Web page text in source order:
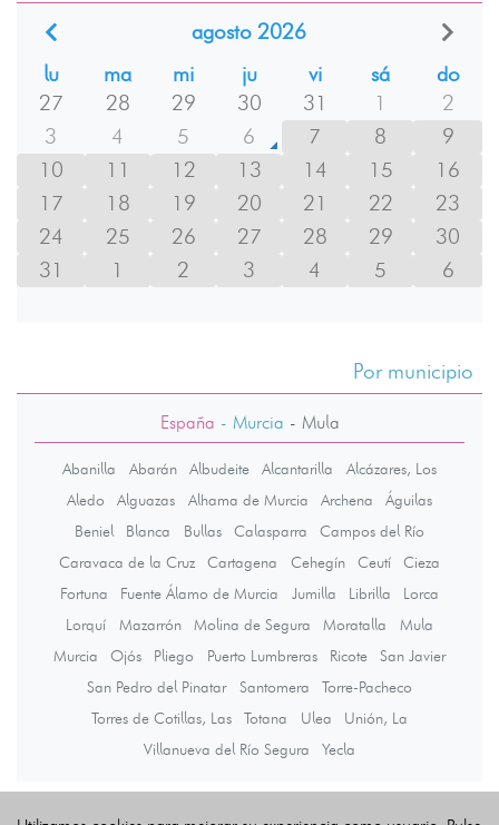
agosto 2026
lu
ma mi ju vi sá
do
27
28 29 30 31 1
2
3
4 5 6 7 8
9
10
11 12 13 14 15
16
17
18 19 20 21 22
23
24
25 26 27 28 29
30
31
1 2 3 4 5 6
Por municipio
España - Murcia - Mula
Abanilla Abarán Albudeite Alcantarilla
Alcázares, Los
Aledo
Alguazas Alhama de Murcia Archena
Águilas
Beniel
Blanca Bullas Calasparra
Campos del Río
Caravaca de la Cruz
Cartagena Cehegín Ceutí
Cieza
Fortuna
Fuente Álamo de Murcia Jumilla Librilla
Lorca
Lorquí
Mazarrón Molina de Segura Moratalla
Mula
Murcia
Ojós Pliego Puerto Lumbreras Ricote
San Javier
San Pedro del Pinatar
Santomera
Torre-Pacheco
Torres de Cotillas, Las
Totana Ulea
Unión, La
Villanueva del Río Segura
Yecla